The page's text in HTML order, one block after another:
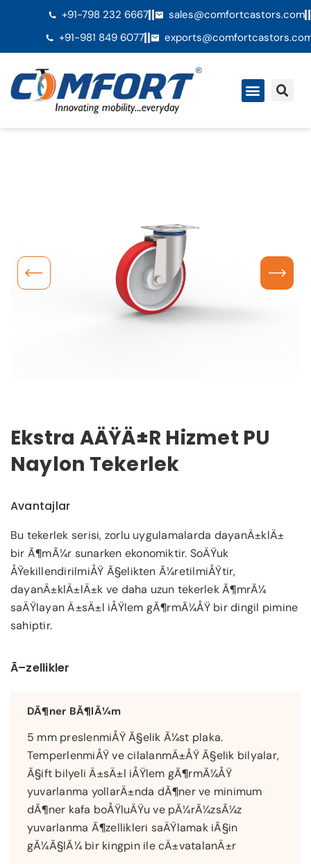
+91-798 232 6667
sales@comfortcastors.com
+91-981 849 6077
Ekstra AÄŸÄ±r Hizmet PU
Naylon Tekerlek
Avantajlar
Bu tekerlek serisi, zorlu uygulamalarda dayanÄ±klÄ±
bir Ã¶mÃ¼r sunarken ekonomiktir. SoÄŸuk
ÅŸekillendirilmiÅŸ Ã§elikten Ã¼retilmiÅŸtir,
dayanÄ±klÄ±lÄ±k ve daha uzun tekerlek Ã¶mrÃ¼
saÄŸlayan Ä±sÄ±l iÅŸlem gÃ¶rmÃ¼ÅŸ bir dingil pimine
sahiptir.
Ã–zellikler
DÃ¶ner BÃ¶lÃ¼m
5 mm preslenmiÅŸ Ã§elik Ã¼st plaka.
TemperlenmiÅŸ ve cilalanmÄ±ÅŸ Ã§elik bilyalar,
Ã§ift bilyeli Ä±sÄ±l iÅŸlem gÃ¶rmÃ¼ÅŸ
yuvarlanma yollarÄ±nda dÃ¶ner ve minimum
dÃ¶ner kafa boÅŸluÄŸu ve pÃ¼rÃ¼zsÃ¼z
yuvarlanma Ã¶zellikleri saÄŸlamak iÃ§in
gÃ¼Ã§lÃ¼ bir kingpin ile cÄ±vatalanÄ±r